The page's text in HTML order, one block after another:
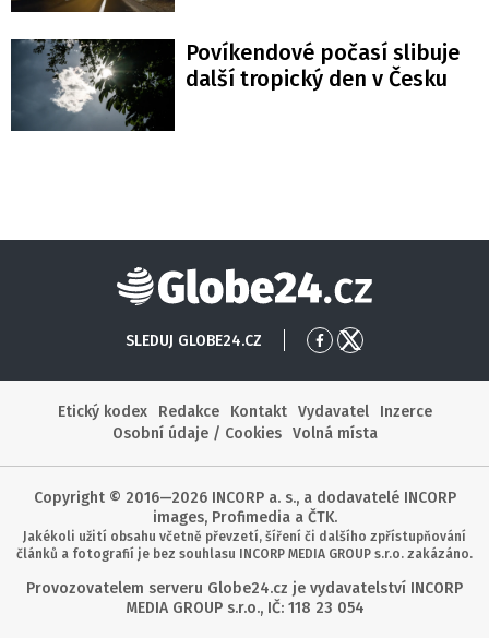
Povíkendové počasí slibuje
další tropický den v Česku
Globe24
SLEDUJ GLOBE24.CZ
Přejít
Facebook
Přejít
X
Etický kodex
Redakce Kontakt Vydavatel
Inzerce
Osobní údaje / Cookies
Volná místa
Copyright © 2016—2026 INCORP a. s., a dodavatelé INCORP
images, Profimedia a ČTK.
Jakékoli užití obsahu včetně převzetí, šíření či dalšího zpřístupňování
článků a fotografií je bez souhlasu INCORP MEDIA GROUP s.r.o. zakázáno.
Provozovatelem serveru Globe24.cz je vydavatelství INCORP
MEDIA GROUP s.r.o., IČ: 118 23 054